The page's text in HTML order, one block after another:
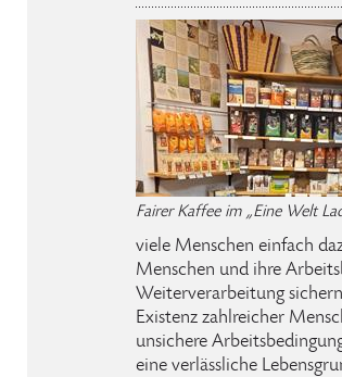
Fairer Kaffee im „Eine Welt
viele Menschen einfach
Menschen und ihre
Weiterverarbeitung
Existenz zahlreicher
unsichere
eine verlässliche